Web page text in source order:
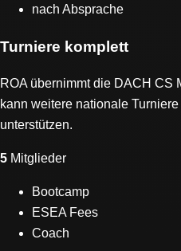
nach Absprache
Turniere komplett
ROA übernimmt die DACH CS
kann weitere nationale
unterstützen.
5 Mitglieder
Bootcamp
ESEA Fees
Coach